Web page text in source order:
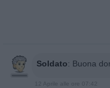
Soldato: Buona
12 Aprile alle ore 07:42